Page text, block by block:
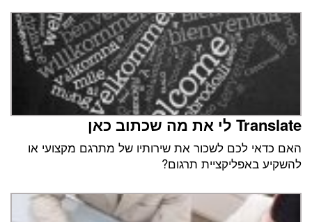
Translate לי את מה שכתוב כאן
האם כדאי לכם לשכור את שירותיו של מתרגם מקצועי או
להשקיע באפליקציית תרגום?